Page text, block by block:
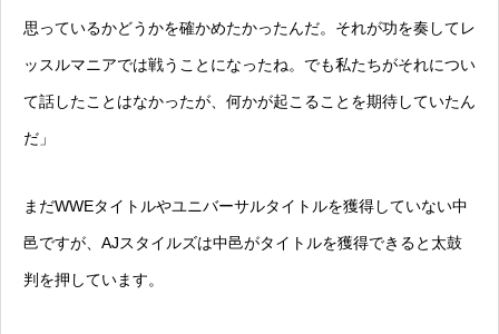
思っているかどうかを確かめたかったんだ。それが功を奏してレ
ッスルマニアでは戦うことになったね。でも私たちがそれについ
て話したことはなかったが、何かが起こることを期待していたん
だ」
まだWWEタイトルやユニバーサルタイトルを獲得していない中
邑ですが、AJスタイルズは中邑がタイトルを獲得できると太鼓
判を押しています。